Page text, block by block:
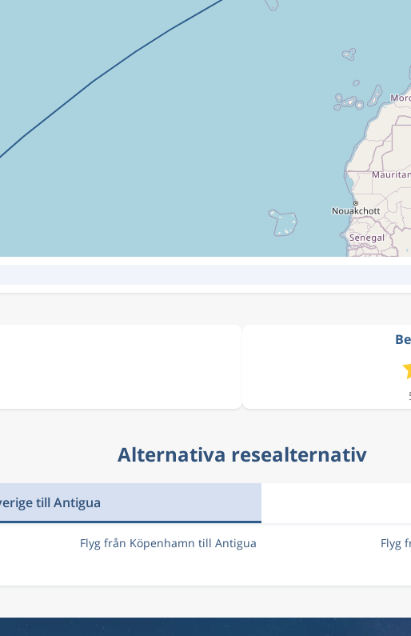
Alternativa resealternativ
till Antigua
Flyg från Köpenhamn till Antigua
Flyg